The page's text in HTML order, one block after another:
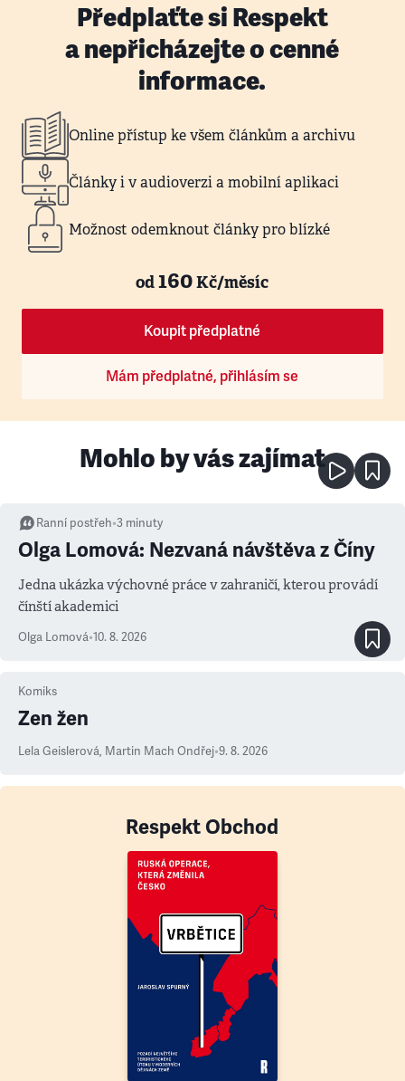
Předplaťte si Respekt
a nepřicházejte o cenné
informace.
Online přístup ke všem článkům a archivu
Články i v audioverzi a mobilní aplikaci
Možnost odemknout články pro blízké
od160Kč/měsíc
Koupit předplatné
Mám předplatné, přihlásím se
Mohlo by vás zajímat
Ranní postřeh•3 minuty
Olga Lomová: Nezvaná návštěva z Číny
Jedna ukázka výchovné práce v zahraničí, kterou provádí
čínští akademici
Olga Lomová•10. 8. 2026
Komiks
Zen žen
Lela Geislerová, Martin Mach Ondřej•9. 8. 2026
Respekt Obchod